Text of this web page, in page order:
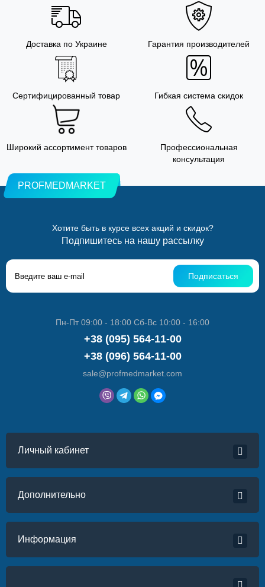
Доставка по Украине Гарантия производителей
Сертифицированный товар Гибкая система скидок
Широкий ассортимент товаров
Профессиональная
консультация
PROFMEDMARKET
Хотите быть в курсе всех акций и скидок?
Подпишитесь на нашу рассылку
Подписаться
Пн-Пт 09:00 - 18:00 Сб-Вс 10:00 - 16:00
+38 (095) 564-11-00
+38 (096) 564-11-00
sale@profmedmarket.com
Личный кабинет
Дополнительно
Информация